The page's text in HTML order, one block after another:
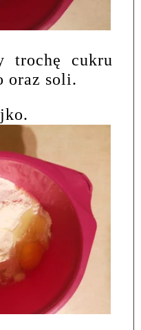
trochę cukru
oraz soli.